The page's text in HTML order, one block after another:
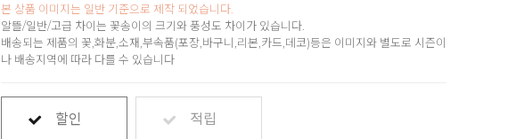
본 상품 이미지는 일반 기준으로 제작 되었습니다.
알뜰/일반/고급 차이는 꽃송이의 크기와 풍성도 차이가 있습니다.
배송되는 제품의 꽃,화분,소재,부속품(포장,바구니,리본,카드,데코)등은 이미지와 별도로 시즌이
나 배송지역에 따라 다를 수 있습니다
할인 적립